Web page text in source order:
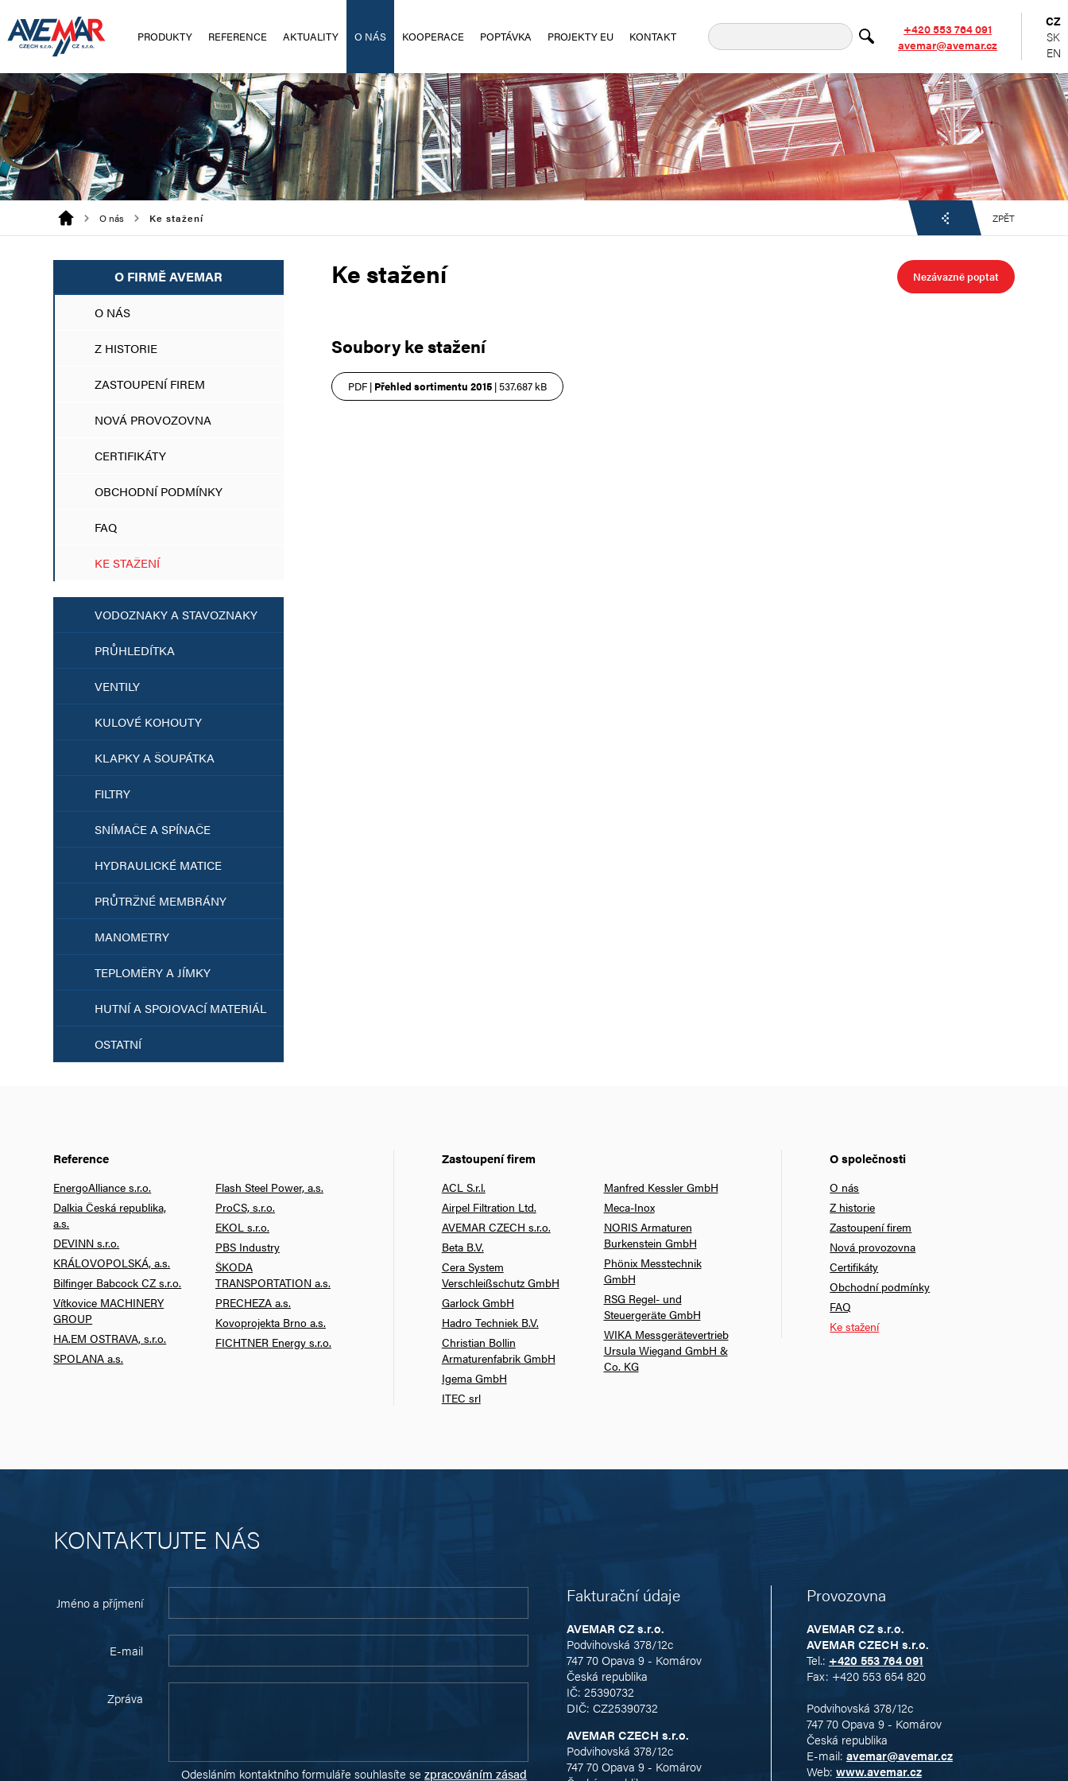
PRODUKTY REFERENCE AKTUALITY O NÁS KOOPERACE POPTÁVKA PROJEKTY EU KONTAKT
+420 553 764 091
avemar@avemar.cz
CZ
SK
EN
O nás Ke stažení ZPĚT
O FIRMĚ AVEMAR
O NÁS
Z HISTORIE
ZASTOUPENÍ FIREM
NOVÁ PROVOZOVNA
CERTIFIKÁTY
OBCHODNÍ PODMÍNKY
FAQ
KE STAŽENÍ
VODOZNAKY A STAVOZNAKY
PRŮHLEDÍTKA
VENTILY
KULOVÉ KOHOUTY
KLAPKY A ŠOUPÁTKA
FILTRY
SNÍMAČE A SPÍNAČE
HYDRAULICKÉ MATICE
PRŮTRŽNÉ MEMBRÁNY
MANOMETRY
TEPLOMĚRY A JÍMKY
HUTNÍ A SPOJOVACÍ MATERIÁL
OSTATNÍ
Ke stažení Nezávazně poptat
Soubory ke stažení
PDF | Přehled sortimentu 2015 | 537.687 kB
Reference
EnergoAlliance s.r.o.
Dalkia Česká republika,
a.s.
DEVINN s.r.o.
KRÁLOVOPOLSKÁ, a.s.
Bilfinger Babcock CZ s.r.o.
Vítkovice MACHINERY
GROUP
HA.EM OSTRAVA, s.r.o.
SPOLANA a.s.
Flash Steel Power, a.s.
ProCS, s.r.o.
EKOL s.r.o.
PBS Industry
ŠKODA
TRANSPORTATION a.s.
PRECHEZA a.s.
Kovoprojekta Brno a.s.
FICHTNER Energy s.r.o.
Zastoupení firem
ACL S.r.l.
Airpel Filtration Ltd.
AVEMAR CZECH s.r.o.
Beta B.V.
Cera System
Verschleißschutz GmbH
Garlock GmbH
Hadro Techniek B.V.
Christian Bollin
Armaturenfabrik GmbH
Igema GmbH
ITEC srl
Manfred Kessler GmbH
Meca-Inox
NORIS Armaturen
Burkenstein GmbH
Phönix Messtechnik
GmbH
RSG Regel- und
Steuergeräte GmbH
WIKA Messgerätevertrieb
Ursula Wiegand GmbH &
Co. KG
O společnosti
O nás
Z historie
Zastoupení firem
Nová provozovna
Certifikáty
Obchodní podmínky
FAQ
Ke stažení
KONTAKTUJTE NÁS
Jméno a příjmení
E-mail
Zpráva
Odesláním kontaktního formuláře souhlasíte sezpracováním zásad
Fakturační údaje
AVEMAR CZ s.r.o.
Podvihovská 378/12c
747 70 Opava 9 - Komárov
Česká republika
IČ: 25390732
DIČ: CZ25390732
AVEMAR CZECH s.r.o.
Podvihovská 378/12c
747 70 Opava 9 - Komárov
Provozovna
AVEMAR CZ s.r.o.
AVEMAR CZECH s.r.o.
Tel.: +420 553 764 091
Fax: +420 553 654 820
Podvihovská 378/12c
747 70 Opava 9 - Komárov
Česká republika
E-mail: avemar@avemar.cz
Web: www.avemar.cz